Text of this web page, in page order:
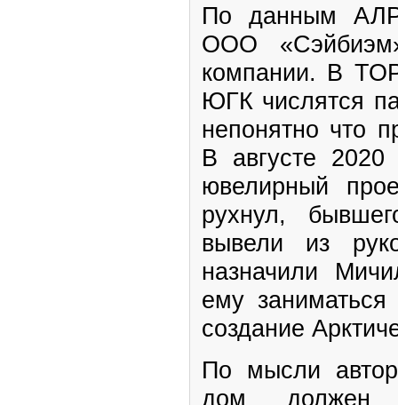
По данным
ООО
компании. В
ЮГК числятся
непонятно что
В августе 2020
ювелирный
рухнул,
вывели из
назначили
ему
создание
По мысли
дом должен